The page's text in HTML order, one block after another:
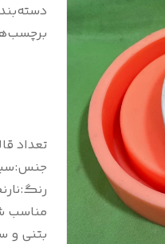
تعداد
جنس:
رنگ:
مناسب
بتنی